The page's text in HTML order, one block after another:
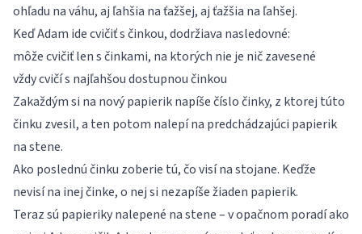
ohľadu na váhu, aj ľahšia na ťažšej, aj ťažšia na ľahšej.
Keď Adam ide cvičiť s činkou, dodržiava nasledovné:
môže cvičiť len s činkami, na ktorých nie je nič zavesené
vždy cvičí s najľahšou dostupnou činkou
Zakaždým si na nový papierik napíše číslo činky, z ktorej túto
činku zvesil, a ten potom nalepí na predchádzajúci papierik
na stene.
Ako poslednú činku zoberie tú, čo visí na stojane. Keďže
nevisí na inej činke, o nej si nezapíše žiaden papierik.
Teraz sú papieriky nalepené na stene – v opačnom poradí ako